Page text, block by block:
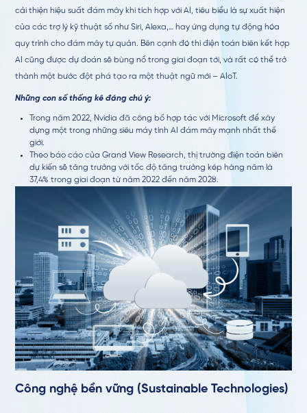
cải thiện hiệu suất đám mây khi tích hợp với AI, tiêu biểu là sự xuất hiện
của các trợ lý kỹ thuật số như Siri, Alexa,… hay ứng dụng tự động hóa
quy trình cho đám mây tự quản. Bên cạnh đó thì điện toán biên kết hợp
AI cũng được dự đoán sẽ bùng nổ trong giai đoạn tới, và rất có thể trở
thành một bước đột phá tạo ra một thuật ngữ mới – AIoT.
Những con số thống kê đáng chú ý:
Trong năm 2022, Nvidia đã công bố hợp tác với Microsoft để xây
dựng một trong những siêu máy tính AI đám mây mạnh nhất thế
giới.
Theo báo cáo của Grand View Research, thị trường điện toán biên
dự kiến sẽ tăng trưởng với tốc độ tăng trưởng kép hàng năm là
37,4% trong giai đoạn từ năm 2022 đến năm 2028.
Công nghệ bền vững (Sustainable Technologies)